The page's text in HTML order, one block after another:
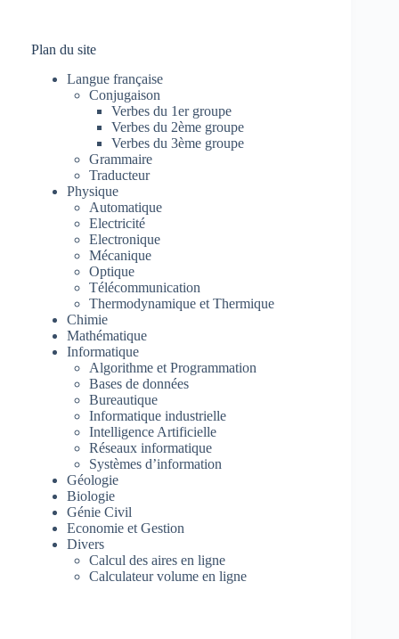
Plan du site
Langue française
Conjugaison
Verbes du 1er groupe
Verbes du 2ème groupe
Verbes du 3ème groupe
Grammaire
Traducteur
Physique
Automatique
Electricité
Electronique
Mécanique
Optique
Télécommunication
Thermodynamique et Thermique
Chimie
Mathématique
Informatique
Algorithme et Programmation
Bases de données
Bureautique
Informatique industrielle
Intelligence Artificielle
Réseaux informatique
Systèmes d’information
Géologie
Biologie
Génie Civil
Economie et Gestion
Divers
Calcul des aires en ligne
Calculateur volume en ligne